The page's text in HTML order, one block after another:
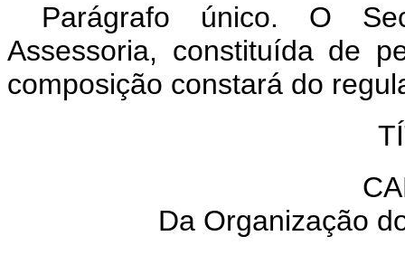
Parágrafo único. O
Assessoria, constituída de
composição constará do
Da Organização